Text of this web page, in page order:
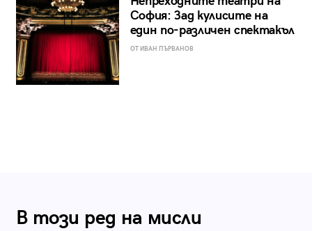
София: Зад кулисите на
един по-различен спектакъл
ОТ ИВАН ПЪРВАНОВ
В този ред на мисли